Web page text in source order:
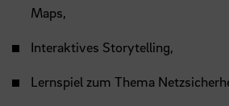
Maps,
Interaktives Storytelling,
Lernspiel zum Thema